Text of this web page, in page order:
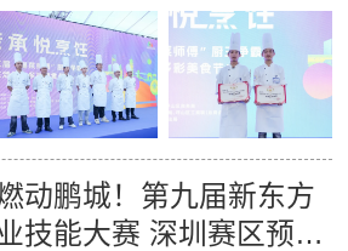
动鹏城！第九届新东方
技能大赛 深圳赛区预赛